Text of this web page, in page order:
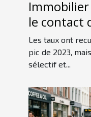
le contact
experts en
différence
Les taux ont
pic de 2023,
sélectif et...